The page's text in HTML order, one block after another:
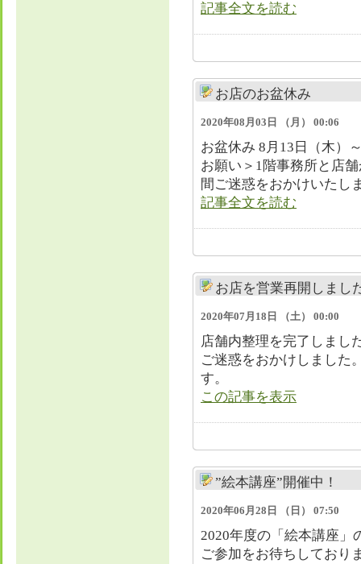
記事全文を読む
お店のお盆休み
2020年08月03日 （月） 00:06
お盆休み 8月13日（木）
お願い＞1階事務所と店
間ご迷惑をおかけいたし
記事全文を読む
お店を営業再開しまし
2020年07月18日 （土） 00:00
店舗内整理を完了しまし
ご迷惑をおかけしました
す。
この記事を表示
”絵本講座”開催中！
2020年06月28日 （日） 07:50
​2020年度の「絵本講座」
ご参加をお待ちしており